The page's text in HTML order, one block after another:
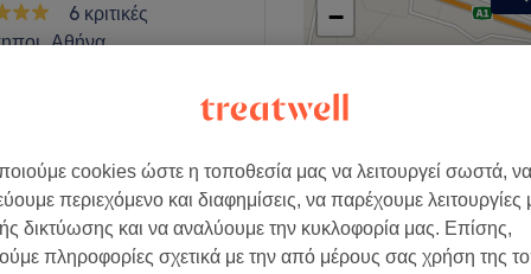
6 κριτικές
Αθήνα
€ 20
−
cookies ώστε η τοποθεσία μας να λειτουργεί σωστά, να
περιεχόμενο και διαφημίσεις, να παρέχουμε
δικτύωσης και να αναλύουμε την κυκλοφορία μας. Επίσης,
πληροφορίες σχετικά με την από μέρους σας χρήση της